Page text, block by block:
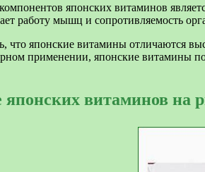
японских витаминов
работу мышц и сопротивляемость
что японские витамины отличаются
применении, японские витамины
японских витаминов на